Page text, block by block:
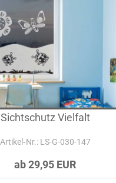
Sichtschutz Vielfalt
Artikel‑Nr.: LS-G-030-147
ab 29,95 EUR